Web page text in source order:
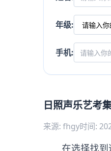
年级:
手机:
日照声乐艺考
来源: fhgy时间:
在选择找到适